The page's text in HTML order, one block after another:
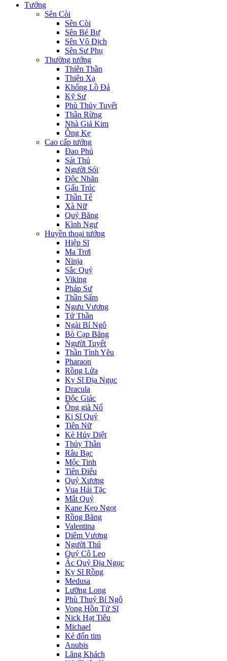
Tướng
Sên Còi
Sên Còi
Sên Bé Bự
Sên Vô Địch
Sên Sư Phụ
Thường tướng
Thiên Thần
Thiện Xạ
Khổng Lồ Đá
Kỹ Sư
Phù Thủy Tuyết
Thần Rừng
Nhà Giả Kim
Ông Kẹ
Cao cấp tướng
Đao Phủ
Sát Thủ
Người Sói
Độc Nhãn
Gấu Trúc
Thần Tế
Xà Nữ
Quỷ Băng
Kình Ngư
Huyền thoại tướng
Hiệp Sĩ
Ma Trơi
Ninja
Sắc Quỷ
Viking
Pháp Sư
Thần Sấm
Ngưu Vương
Tử Thần
Ngài Bí Ngô
Bò Cạp Băng
Người Tuyết
Thần Tình Yêu
Pharaon
Rồng Lửa
Kỵ Sĩ Địa Ngục
Dracula
Độc Giác
Ông già Nổ
Kị Sĩ Quỷ
Tiên Nữ
Kẻ Hủy Diệt
Thủy Thần
Râu Bạc
Mộc Tinh
Tiên Điểu
Quỷ Xương
Vua Hải Tặc
Mắt Quỷ
Kane Kẹo Ngọt
Rồng Băng
Valentina
Diêm Vương
Người Thú
Quý Cô Leo
Ác Quỷ Địa Ngục
Kỵ Sĩ Rồng
Medusa
Lưỡng Long
Phù Thuỷ Bí Ngô
Vong Hồn Tử Sĩ
Nick Hạt Tiêu
Michael
Kẻ đốn tim
Anubis
Lãng Khách